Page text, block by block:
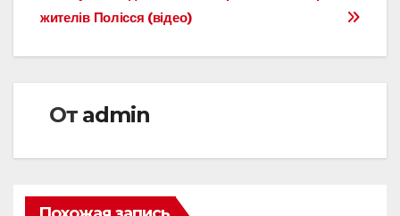
жителів Полісся (відео)
От admin